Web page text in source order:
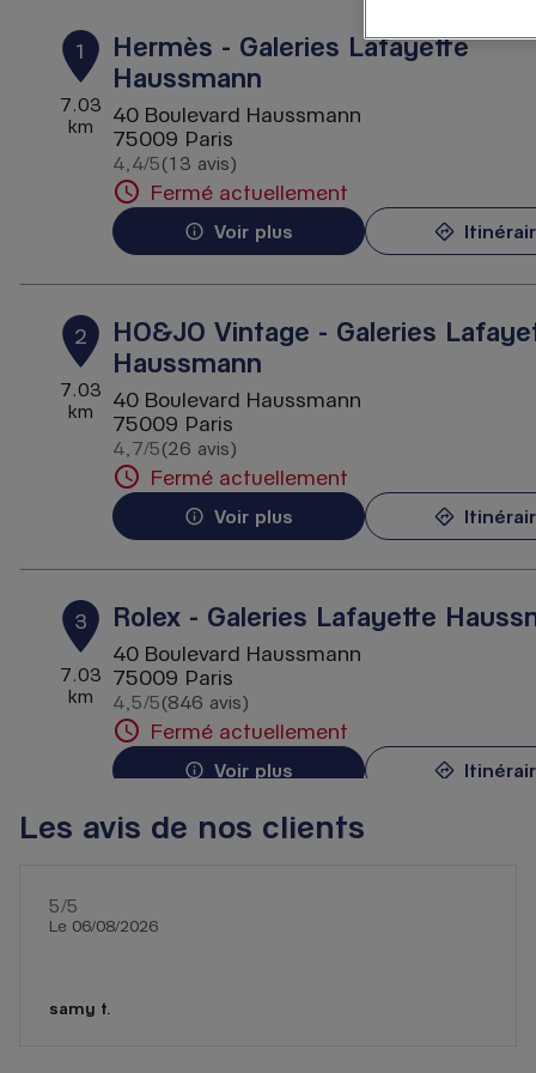
1
7.03
km
Hermès - Galeries Lafayette
Haussmann
40 Boulevard Haussmann
75009 Paris
4,4/5 Note de 4.4 sur 5
(13 avis)
Fermé actuellement
Voir plus
2
7.03
km
HO&JO Vintage - Galeries
Haussmann
40 Boulevard Haussmann
75009 Paris
4,7/5 Note de 4.7 sur 5
(26 avis)
Fermé actuellement
Voir plus
3
7.03
km
Rolex - Galeries Lafayette
40 Boulevard Haussmann
75009 Paris
4,5/5 Note de 4.5 sur 5
(846 avis)
Fermé actuellement
Voir plus
7.03 75009 Paris
Les avis de nos clients
5/5
Le 06/08/2026
samy t.